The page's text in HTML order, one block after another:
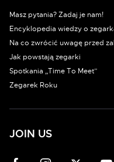
Masz pytania? Zadaj je nam!
Encyklopedia wiedzy o
Na co zwrócić uwagę przed
Jak powstają zegarki
Spotkania „Time To Meet”
Zegarek Roku
JOIN US